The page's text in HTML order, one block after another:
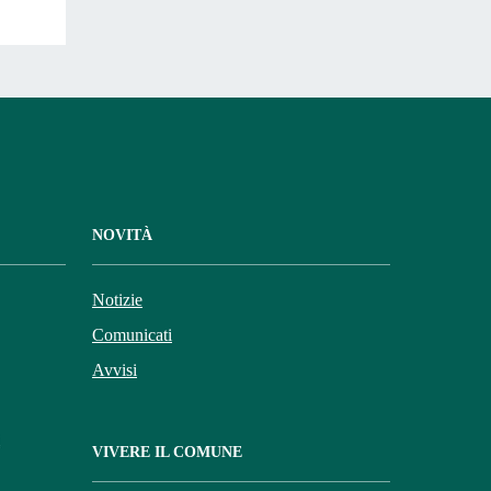
NOVITÀ
Notizie
Comunicati
Avvisi
VIVERE IL COMUNE